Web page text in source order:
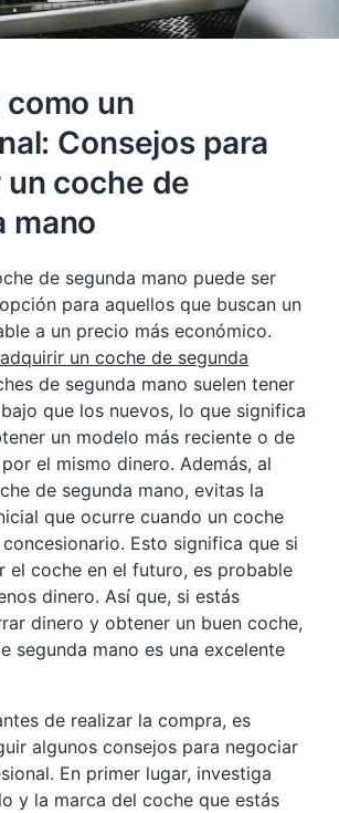
un
Consejos para
coche de
mano
de segunda mano puede ser
para aquellos que buscan un
a un precio más económico.
un coche de segunda
de segunda mano suelen tener
que los nuevos, lo que significa
un modelo más reciente o de
el mismo dinero. Además, al
de segunda mano, evitas la
que ocurre cuando un coche
Esto significa que si
el coche en el futuro, es probable
dinero. Así que, si estás
dinero y obtener un buen coche,
segunda mano es una excelente
de realizar la compra, es
algunos consejos para negociar
En primer lugar, investiga
y la marca del coche que estás